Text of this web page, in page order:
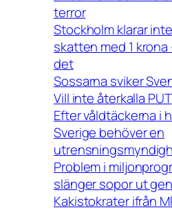
terror
Stockholm klarar
skatten med 1
det
Sossarna sviker
Vill inte återkalla PUT
Efter våldtäckerna i
Sverige behöver en
Problem i
slänger sopor ut
Kakistokrater ifrån